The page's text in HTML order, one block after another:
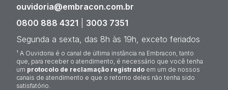
ouvidoria@embracon.com.br
0800 888 4321
3003 7351
Segunda a sexta, das 8h às 19h, exceto feriados
¹ A Ouvidoria é o canal de última instância na Embracon, tanto
que, para receber o atendimento, é necessário que você tenha
um protocolo de reclamação registrado em um de nossos
canais de atendimento e que o retorno deles não tenha sido
satisfatório.